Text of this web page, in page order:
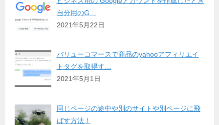
自分用のG…
2021年5月22日
バリューコマースで商品のyahooアフィリエイ
トタグを取得す…
2021年5月1日
同じページの途中や別のサイトや別ページに飛
ばす方法！